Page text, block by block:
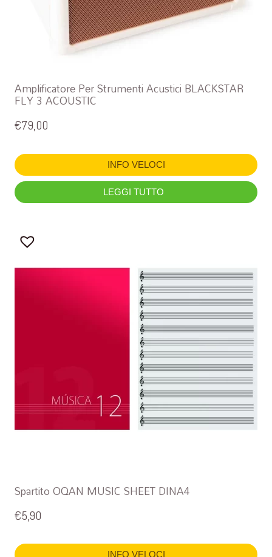
Amplificatore Per Strumenti Acustici BLACKSTAR
FLY 3 ACOUSTIC
€79,00
INFO VELOCI
LEGGI TUTTO
Spartito OQAN MUSIC SHEET DINA4
€5,90
INFO VELOCI